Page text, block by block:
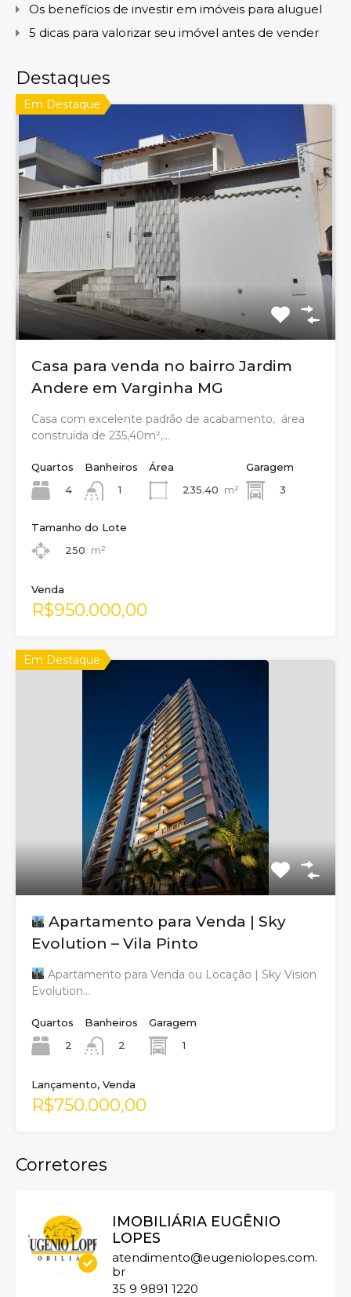
Os benefícios de investir em imóveis para aluguel
5 dicas para valorizar seu imóvel antes de vender
Destaques
Em Destaque
Casa para venda no bairro Jardim
Andere em Varginha MG
Casa com excelente padrão de acabamento, área
construída de 235,40m²,…
Quartos
4
Banheiros
1
Área
235.40 m²
Garagem
3
Tamanho do Lote
250 m²
Venda
R$950.000,00
Em Destaque
Apartamento para Venda | Sky
Evolution – Vila Pinto
Apartamento para Venda ou Locação | Sky Vision
Evolution…
Quartos
2
Banheiros
2
Garagem
1
Lançamento, Venda
R$750.000,00
Corretores
IMOBILIÁRIA EUGÊNIO
LOPES
atendimento@eugeniolopes.com.
br
35 9 9891 1220